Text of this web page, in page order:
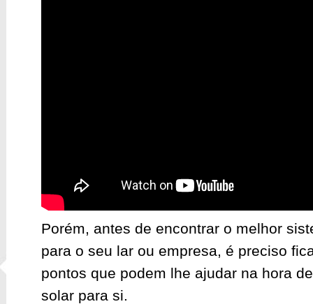
Porém, antes de encontrar o melhor
para o seu lar ou empresa, é preciso
pontos que podem lhe ajudar na hora
solar para si.